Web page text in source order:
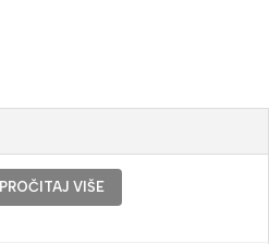
PROČITAJ VIŠE